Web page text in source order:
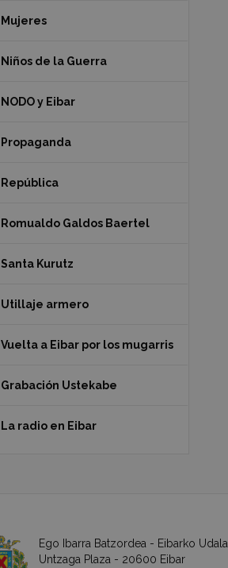
Mujeres
Niños de la Guerra
NODO y Eibar
Propaganda
República
Romualdo Galdos Baertel
Santa Kurutz
Utillaje armero
Vuelta a Eibar por los mugarris
Grabación Ustekabe
La radio en Eibar
Ego Ibarra Batzordea - Eibarko Udala
Untzaga Plaza - 20600 Eibar